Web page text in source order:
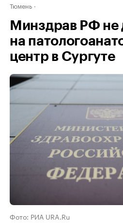
Тюмень
Минздрав РФ не
на
центр в Сургуте
Фото: РИА URA.Ru